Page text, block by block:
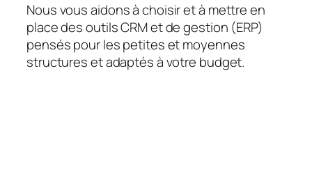
Nous vous aidons à choisir et à mettre en
place des outils CRM et de gestion (ERP)
pensés pour les petites et moyennes
structures et adaptés à votre budget.